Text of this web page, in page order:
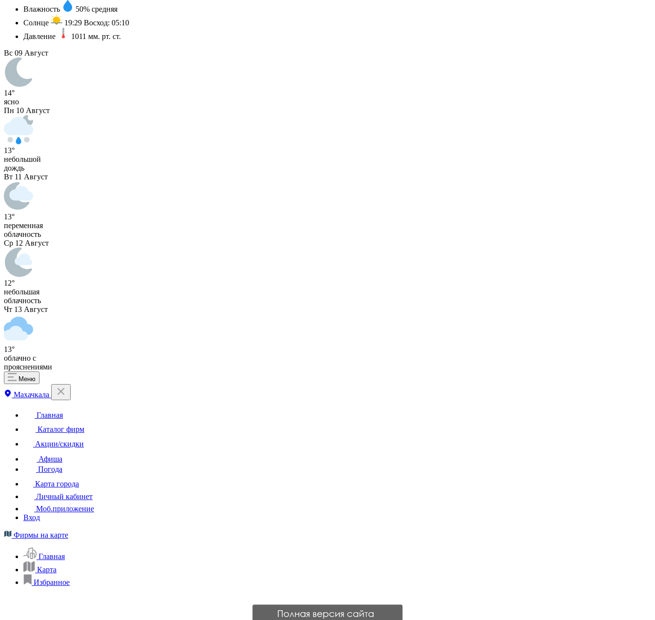
Влажность
50% средняя
Солнце
19:29 Восход: 05:10
Давление
1011 мм. рт. ст.
Вс 09 Август
14°
ясно
Пн 10 Август
13°
небольшой
дождь
Вт 11 Август
13°
переменная
облачность
Ср 12 Август
12°
небольшая
облачность
Чт 13 Август
13°
облачно с
прояснениями
Меню
Махачкала
Главная
Каталог фирм
Акции/скидки
Афиша
Погода
Карта города
Личный кабинет
Моб.приложение
Вход
Фирмы на карте
Главная
Карта
Избранное